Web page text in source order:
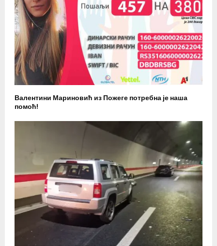
Валентини Мариновић из Пожеге потребна је наша
помоћ!